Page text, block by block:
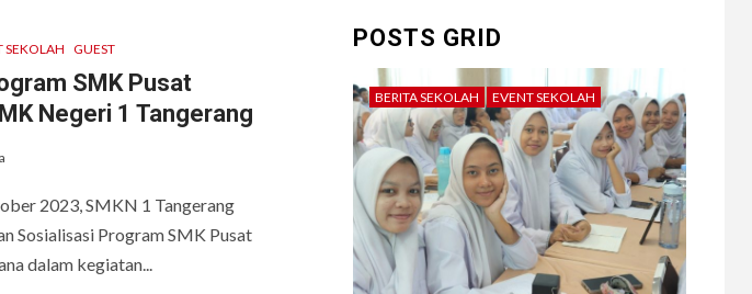
SEKOLAH GUEST
SMK Pusat
Negeri 1 Tangerang
2023, SMKN 1 Tangerang
Sosialisasi Program SMK Pusat
dalam kegiatan...
POSTS GRID
BERITA SEKOLAH EVENT SEKOLAH